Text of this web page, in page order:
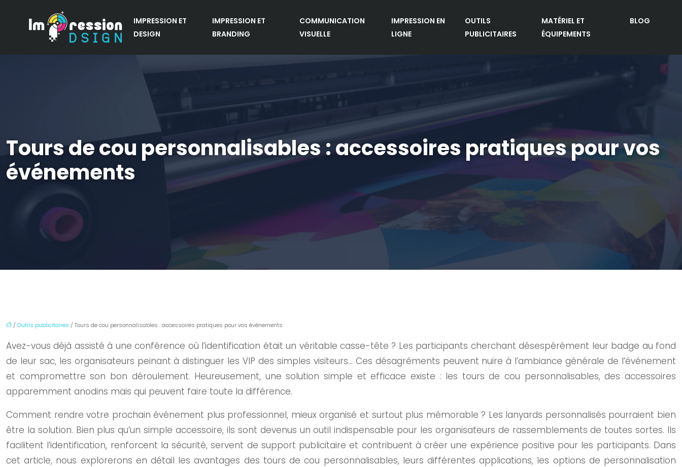
IMPRESSION ET
DESIGN
IMPRESSION ET
BRANDING
COMMUNICATION
VISUELLE
IMPRESSION EN
LIGNE
OUTILS
PUBLICITAIRES
MATÉRIEL ET
ÉQUIPEMENTS
BLOG
Tours de cou personnalisables : accessoires pratiques pour vos
événements
/Outils publicitaires / Tours de cou personnalisables : accessoires pratiques pour vos événements
Avez-vous déjà assisté à une conférence où l’identification était un véritable casse-tête ? Les participants cherchant désespérément leur badge au fond
de leur sac, les organisateurs peinant à distinguer les VIP des simples visiteurs… Ces désagréments peuvent nuire à l’ambiance générale de l’événement
et compromettre son bon déroulement. Heureusement, une solution simple et efficace existe : les tours de cou personnalisables, des accessoires
apparemment anodins mais qui peuvent faire toute la différence.
Comment rendre votre prochain événement plus professionnel, mieux organisé et surtout plus mémorable ? Les lanyards personnalisés pourraient bien
être la solution. Bien plus qu’un simple accessoire, ils sont devenus un outil indispensable pour les organisateurs de rassemblements de toutes sortes. Ils
facilitent l’identification, renforcent la sécurité, servent de support publicitaire et contribuent à créer une expérience positive pour les participants. Dans
cet article, nous explorerons en détail les avantages des tours de cou personnalisables, leurs différentes applications, les options de personnalisation